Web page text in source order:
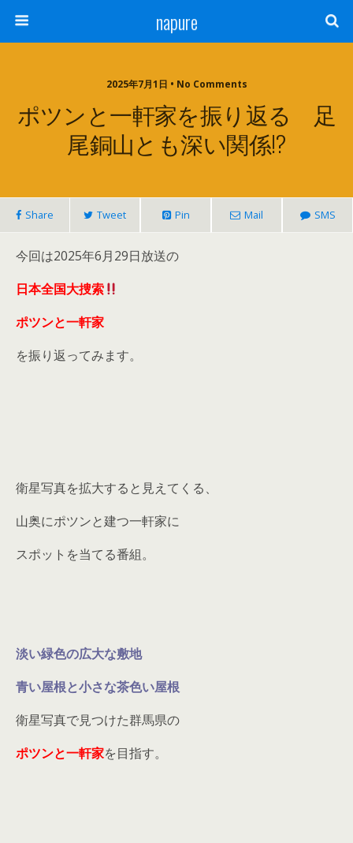
napure
2025年7月1日 • No Comments
ポツンと一軒家を振り返る 足
尾銅山とも深い関係!?
Share Tweet Pin Mail SMS
今回は2025年6月29日放送の
日本全国大捜索
ポツンと一軒家
を振り返ってみます。
衛星写真を拡大すると見えてくる、
山奥にポツンと建つ一軒家に
スポットを当てる番組。
淡い緑色の広大な敷地
青い屋根と小さな茶色い屋根
衛星写真で見つけた群馬県の
ポツンと一軒家を目指す。